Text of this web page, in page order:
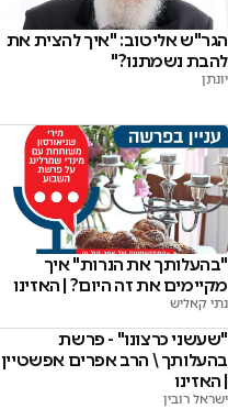
הגר"ש אליטוב: "איך להצית את
להבת נשמתנו?"
יונתן
"בהעלותך את הנרות" איך
מקיימים את זה היום? | האזינו
נתי קאליש
"שעשני כרצונו" - פרשת
בהעלותך \ הרב אפרים אפשטיין
| האזינו
ישראל רובין